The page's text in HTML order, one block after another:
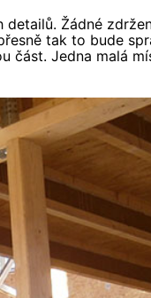
Žádné
tak to bude
část. Jedna malá